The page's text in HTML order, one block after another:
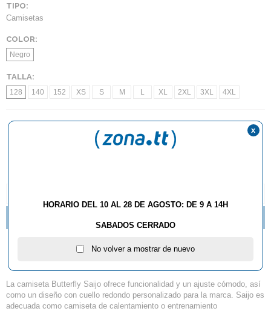
TIPO:
Camisetas
COLOR:
Negro
TALLA:
128 140 152 XS S M L XL 2XL 3XL 4XL
AÑADIR AL CARRITO
Camiseta Butterfly SAIJO
La camiseta Butterfly Saijo ofrece funcionalidad y un ajuste cómodo, así
como un diseño con cuello redondo personalizado para la marca. Saijo es
adecuada como camiseta de calentamiento o entrenamiento
HORARIO DEL 10 AL 28 DE AGOSTO: DE 9 A 14H
SABADOS CERRADO
No volver a mostrar de nuevo
x